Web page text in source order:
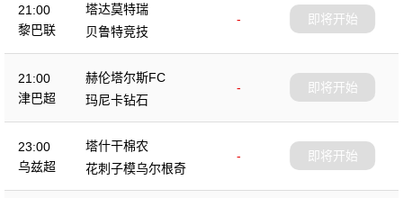
21:00
黎巴联
塔达莫特瑞
-
贝鲁特竞技
即将开始
21:00
津巴超
赫伦塔尔斯FC
-
玛尼卡钻石
即将开始
23:00
乌兹超
塔什干棉农
-
花刺子模乌尔根奇
即将开始